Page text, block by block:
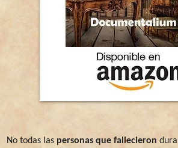
No todas las personas que fallecieron